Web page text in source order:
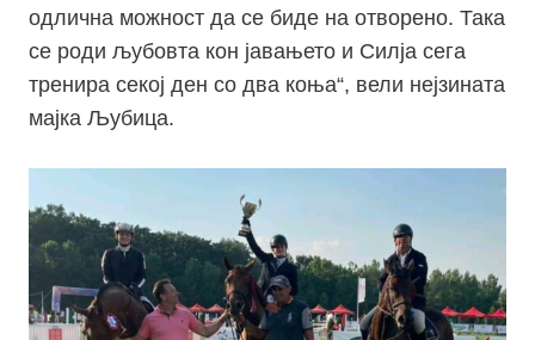
одлична можност да се биде на отворено. Така
се роди љубовта кон јавањето и Силја сега
тренира секој ден со два коња“, вели нејзината
мајка Љубица.